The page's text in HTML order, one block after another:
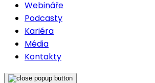
Webináře
Podcasty
Kariéra
Média
Kontakty